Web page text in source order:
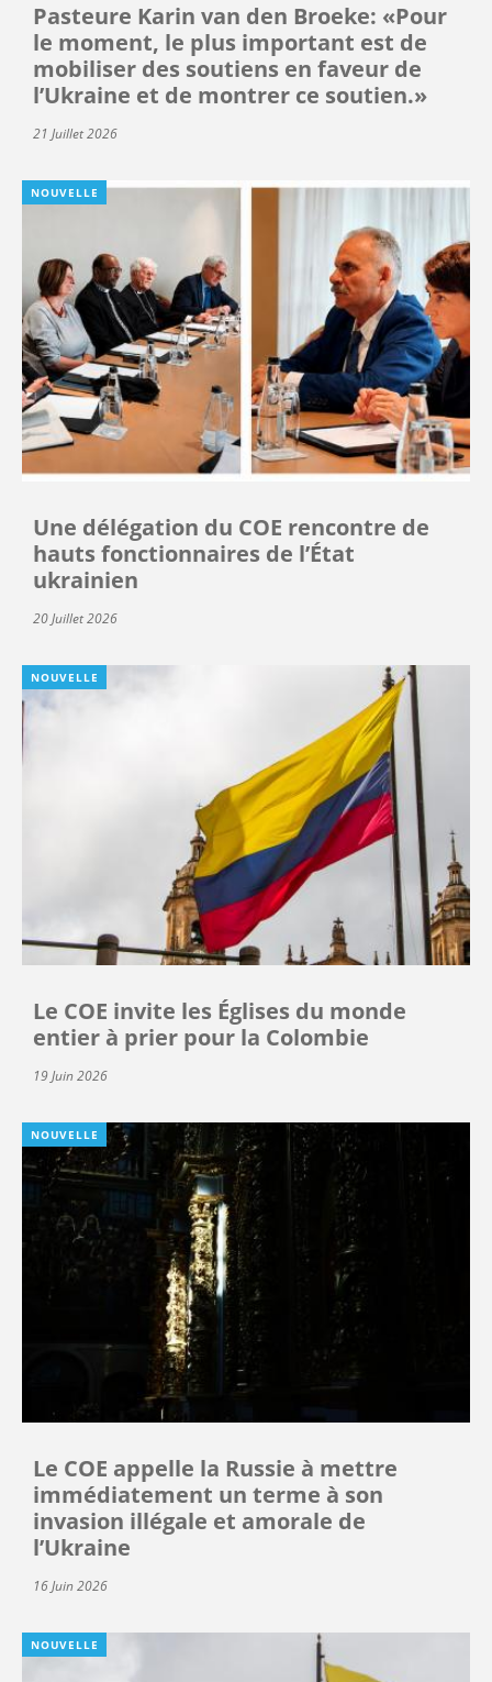
Pasteure Karin van den Broeke: «Pour
le moment, le plus important est de
mobiliser des soutiens en faveur de
l’Ukraine et de montrer ce soutien.»
21 Juillet 2026
NOUVELLE
Une délégation du COE rencontre de
hauts fonctionnaires de l’État
ukrainien
20 Juillet 2026
NOUVELLE
Le COE invite les Églises du monde
entier à prier pour la Colombie
19 Juin 2026
NOUVELLE
Le COE appelle la Russie à mettre
immédiatement un terme à son
invasion illégale et amorale de
l’Ukraine
16 Juin 2026
NOUVELLE